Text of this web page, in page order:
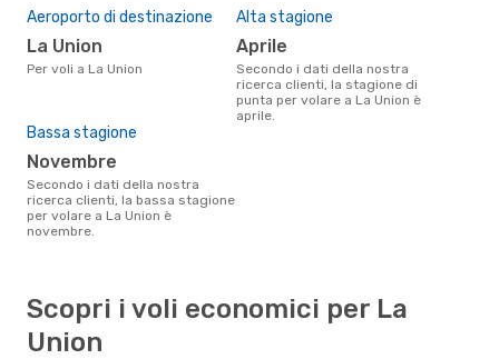
Aeroporto di destinazione
La Union
Per voli a La Union
Alta stagione
aprile
Secondo i dati della nostra
ricerca clienti, la stagione di
punta per volare a La Union è
aprile.
Bassa stagione
novembre
Secondo i dati della nostra
ricerca clienti, la bassa stagione
per volare a La Union è
novembre.
Scopri i voli economici per La
Union